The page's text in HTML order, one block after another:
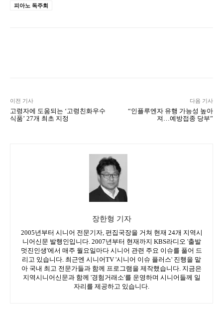
피아노 독주회
이전 기사
고령자에 도움되는 ‘고령친화우수
식품’ 27개 최초 지정
다음 기사
“인플루엔자 유행 가능성 높아
져…예방접종 당부”
장한형 기자
2005년부터 시니어 전문기자, 편집국장을 거쳐 현재 24개 지역시
니어신문 발행인입니다. 2007년부터 현재까지 KBS라디오 '출발
멋진인생'에서 매주 월요일마다 시니어 관련 주요 이슈를 풀어 드
리고 있습니다. 최근엔 시니어TV '시니어 이슈 플러스' 진행을 맡
아 국내 최고 전문가들과 함께 프로그램을 제작했습니다. 지금은
지역시니어신문과 함께 '경험거래소'를 운영하며 시니어들께 일
자리를 제공하고 있습니다.